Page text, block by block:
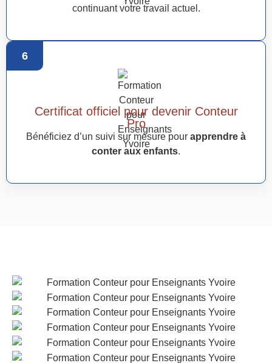
continuant votre travail actuel.
6
Certificat officiel pour devenir Conteur
Pro
Bénéficiez d’un suivi sur mesure pour apprendre à
conter aux enfants.